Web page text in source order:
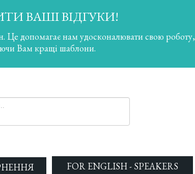
FOR ENGLISH - SPEAKERS
ВАШІ ВІДГУКИ!
допомагає нам удосконалювати свою роботу,
Вам кращі шаблони.